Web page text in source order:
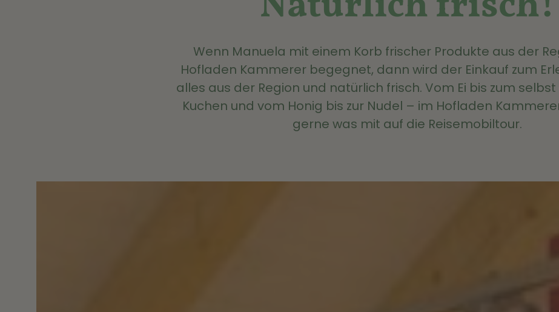
Wenn Manuela mit einem Korb frischer Produkte aus der
Hofladen Kammerer begegnet, dann wird der Einkauf zum
alles aus der Region und natürlich frisch. Vom Ei bis zum
Kuchen und vom Honig bis zur Nudel – im Hofladen
gerne was mit auf die Reisemobiltour.